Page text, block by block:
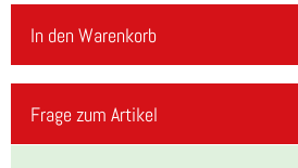
In den Warenkorb
Frage zum Artikel